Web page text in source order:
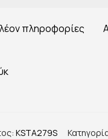
πληροφορίες
KSTA279S